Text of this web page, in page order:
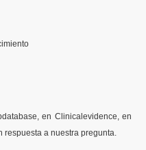
en Clinicalevidence, en
respuesta a nuestra pregunta.